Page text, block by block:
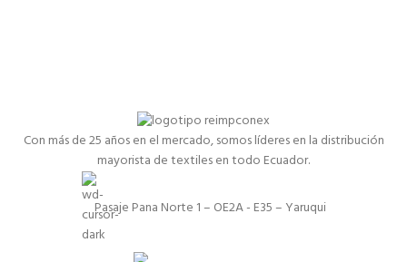
Con más de 25 años en el mercado, somos líderes en la distribución
mayorista de textiles en todo Ecuador.
Pasaje Pana Norte 1 – OE2A - E35 – Yaruqui